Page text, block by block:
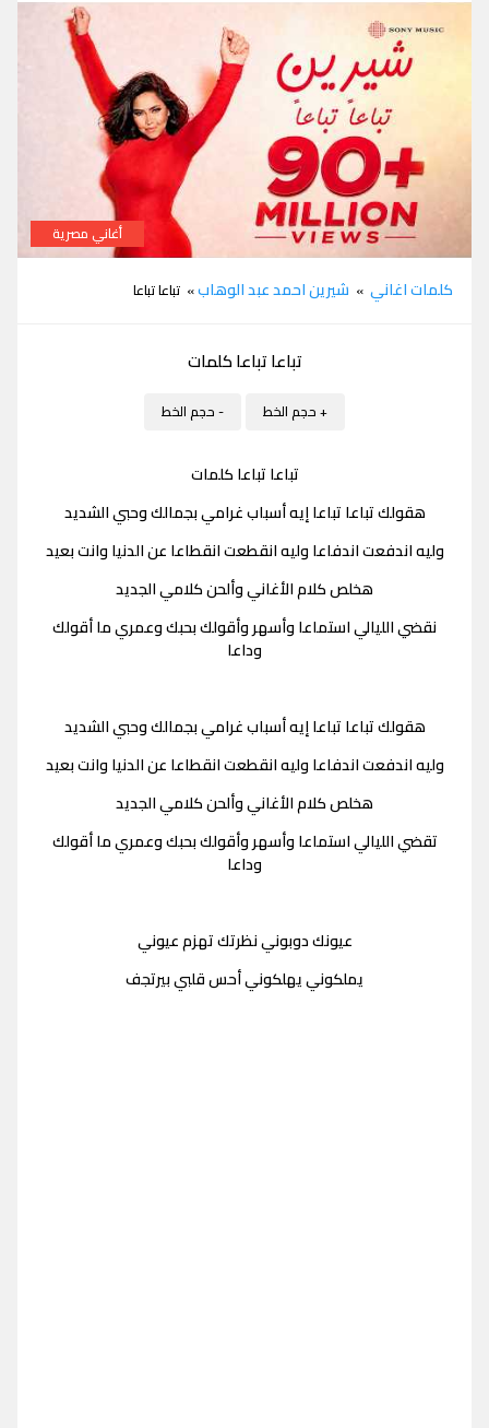
أغاني مصرية
كلمات اغاني » شيرين احمد عبد الوهاب» تباعا تباعا
تباعا تباعا كلمات
+ حجم الخط - حجم الخط
تباعا تباعا كلمات
هقولك تباعا تباعا إيه أسباب غرامي بجمالك وحبي الشديد
وليه اندفعت اندفاعا وليه انقطعت انقطاعا عن الدنيا وانت بعيد
هخلص كلام الأغاني وألحن كلامي الجديد
نقضي الليالي استماعا وأسهر وأقولك بحبك وعمري ما أقولك
وداعا
هقولك تباعا تباعا إيه أسباب غرامي بجمالك وحبي الشديد
وليه اندفعت اندفاعا وليه انقطعت انقطاعا عن الدنيا وانت بعيد
هخلص كلام الأغاني وألحن كلامي الجديد
تقضي الليالي استماعا وأسهر وأقولك بحبك وعمري ما أقولك
وداعا
عيونك دوبوني نظرتك تهزم عيوني
يملكوني يهلكوني أحس قلبي بيرتجف